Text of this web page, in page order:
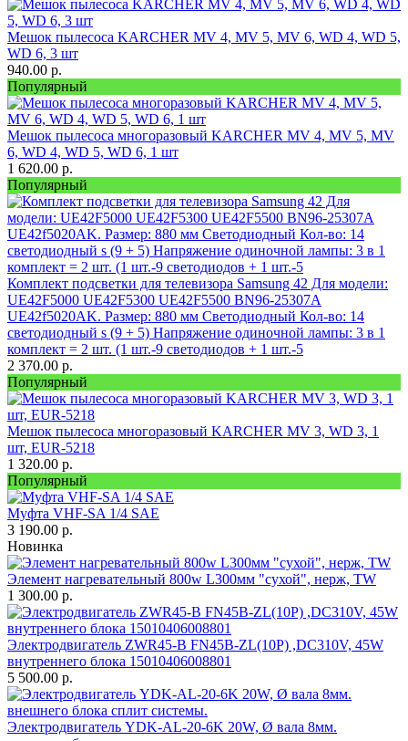
Мешок пылесоса KARCHER MV 4, MV 5, MV 6, WD 4, WD 5,
WD 6, 3 шт
940.00 р.
Популярный
Мешок пылесоса многоразовый KARCHER MV 4, MV 5, MV
6, WD 4, WD 5, WD 6, 1 шт
1 620.00 р.
Популярный
Комплект подсветки для телевизора Samsung 42 Для модели:
UE42F5000 UE42F5300 UE42F5500 BN96-25307A
UE42f5020AK. Размер: 880 мм Светодиодный Кол-во: 14
светодиодный s (9 + 5) Напряжение одиночной лампы: 3 в 1
комплект = 2 шт. (1 шт.-9 светодиодов + 1 шт.-5
2 370.00 р.
Популярный
Мешок пылесоса многоразовый KARCHER MV 3, WD 3, 1
шт, EUR-5218
1 320.00 р.
Популярный
Муфта VHF-SA 1/4 SAE
3 190.00 р.
Новинка
Элемент нагревательный 800w L300мм "сухой", нерж, TW
1 300.00 р.
Электродвигатель ZWR45-B FN45B-ZL(10P) ,DC310V, 45W
внутреннего блока 15010406008801
5 500.00 р.
Электродвигатель YDK-AL-20-6K 20W, Ø вала 8мм.